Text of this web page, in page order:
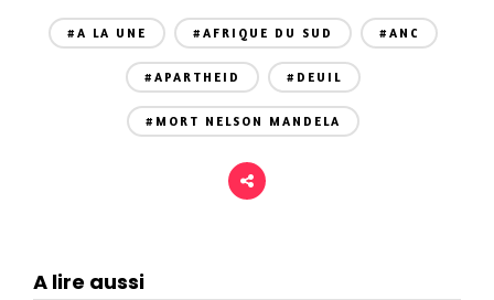
#A LA UNE #AFRIQUE DU SUD #ANC
#APARTHEID #DEUIL
#MORT NELSON MANDELA
A lire aussi